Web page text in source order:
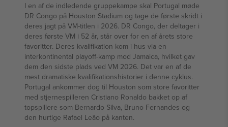
I en af de indledende gruppekampe skal Portugal møde
DR Congo på Houston Stadium og tage de første skridt i
deres jagt på VM-titlen i 2026. DR Congo, der deltager i
deres første VM i 52 år, står over for en af årets store
favoritter. Deres kvalifikation kom i hus via en
interkontinental playoff-kamp mod Jamaica, hvilket gav
dem den sidste plads ved VM 2026. Det var en af de
mest dramatiske kvalifikationshistorier i denne cyklus.
Portugal ankommer dog til Houston som store favoritter
med stjernespilleren Cristiano Ronaldo bakket op af
topspillere som Bernardo Silva, Bruno Fernandes og
den hurtige Rafael Leão på kanten.